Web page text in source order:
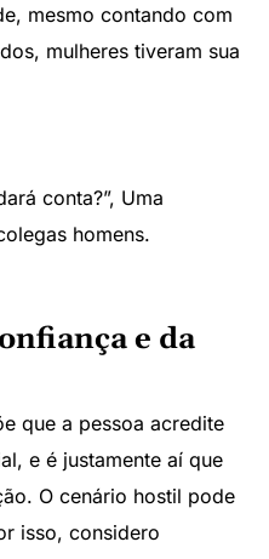
mesmo contando com
mulheres tiveram sua
conta?”, Uma
homens.
e da
que a pessoa acredite
e é justamente aí que
O cenário hostil pode
isso, considero